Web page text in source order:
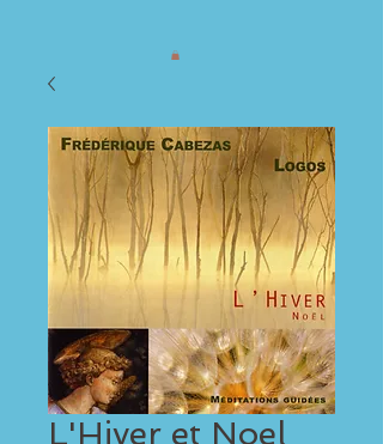
L'Hiver et Noel